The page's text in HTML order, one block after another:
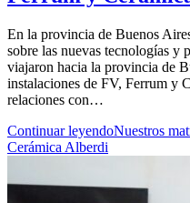
En la provincia de Buenos
sobre las nuevas tecnologías y
viajaron hacia la provincia de
instalaciones de FV, Ferrum y
relaciones con…
Continuar leyendoNuestros
Cerámica Alberdi